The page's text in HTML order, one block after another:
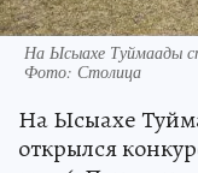
На Ысыахе Туймаады
Фото: Столица
На Ысыахе
открылся